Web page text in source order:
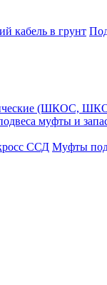
кабель в грунт
(ШКОС,
муфты и
ССД Муфты